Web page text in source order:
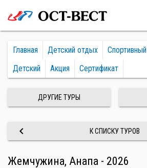
Главная Детский отдых Спортивный
Детский
Акция Сертификат
ДРУГИЕ ТУРЫ
keyboard_arrow_left К СПИСКУ ТУРОВ
Жемчужина, Анапа - 2026